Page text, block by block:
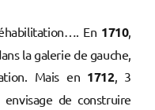
En 1710,
la galerie de gauche,
Mais en 1712 , 3
de construire